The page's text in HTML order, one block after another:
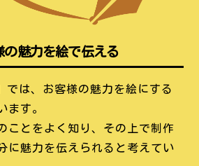
の魅力を絵で伝える
では、お客様の魅力を絵にする
ます。
ことをよく知り、その上で制作
に魅力を伝えられると考えてい